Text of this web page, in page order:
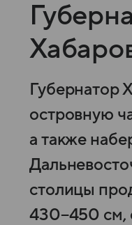
Губернатор
островную
а также
столицы
430−450 см,